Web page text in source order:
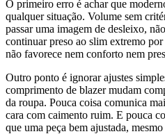
O primeiro erro é achar que
qualquer situação. Volume sem
passar uma imagem de desleixo,
continuar preso ao slim extremo
não favorece nem conforto nem
Outro ponto é ignorar ajustes
comprimento de blazer mudam
da roupa. Pouca coisa comunica
cara com caimento ruim. E pouca
que uma peça bem ajustada,